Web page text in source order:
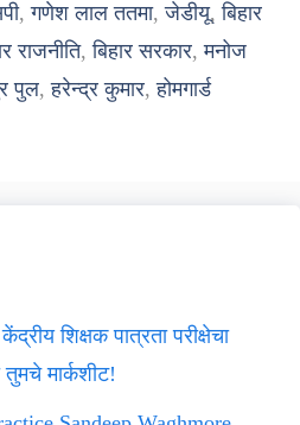
,गणेश लाल ततमा,जेडीयू,बिहार
राजनीति,बिहार सरकार,मनोज
पुल,हरेन्द्र कुमार,होमगार्ड
शिक्षक पात्रता परीक्षेचा
मार्कशीट!